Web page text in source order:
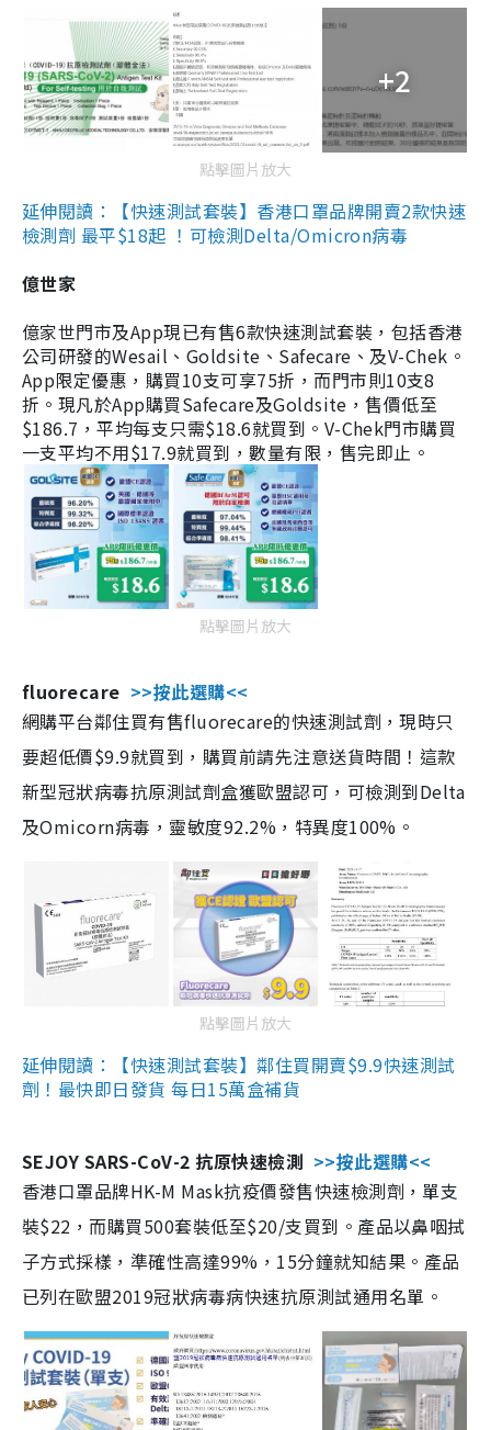
+2
點擊圖片放大
延伸閱讀：【快速測試套裝】香港口罩品牌開賣2款快速
檢測劑 最平$18起 ！可檢測Delta/Omicron病毒
億世家
億家世門市及App現已有售6款快速測試套裝，包括香港
公司研發的Wesail、Goldsite、Safecare、及V-Chek。
App限定優惠，購買10支可享75折，而門市則10支8
折。現凡於App購買Safecare及Goldsite，售價低至
$186.7，平均每支只需$18.6就買到。V-Chek門市購買
一支平均不用$17.9就買到，數量有限，售完即止。
點擊圖片放大
fluorecare >>按此選購<<
網購平台鄰住買有售fluorecare的快速測試劑，現時只
要超低價$9.9就買到，購買前請先注意送貨時間！這款
新型冠狀病毒抗原測試劑盒獲歐盟認可，可檢測到Delta
及Omicorn病毒，靈敏度92.2%，特異度100%。
點擊圖片放大
延伸閱讀：【快速測試套裝】鄰住買開賣$9.9快速測試
劑！最快即日發貨 每日15萬盒補貨
SEJOY SARS-CoV-2 抗原快速檢測 >>按此選購<<
香港口罩品牌HK-M Mask抗疫價發售快速檢測劑，單支
裝$22，而購買500套裝低至$20/支買到。產品以鼻咽拭
子方式採樣，準確性高達99%，15分鐘就知結果。產品
已列在歐盟2019冠狀病毒病快速抗原測試通用名單。